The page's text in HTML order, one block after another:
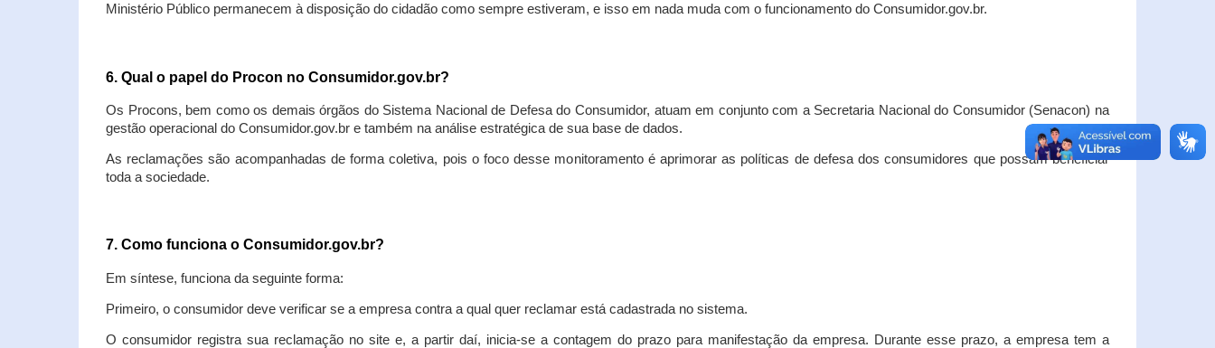
Ministério Público permanecem à disposição do cidadão como sempre estiveram, e isso em nada muda com o funcionamento do Consumidor.gov.br.
6. Qual o papel do Procon no Consumidor.gov.br?
Os Procons, bem como os demais órgãos do Sistema Nacional de Defesa do Consumidor, atuam em conjunto com a Secretaria Nacional do Consumidor (Senacon) na
gestão operacional do Consumidor.gov.br e também na análise estratégica de sua base de dados.
As reclamações são acompanhadas de forma coletiva, pois o foco desse monitoramento é aprimorar as políticas de defesa dos consumidores que possam beneficiar
toda a sociedade.
7. Como funciona o Consumidor.gov.br?
Em síntese, funciona da seguinte forma:
Primeiro, o consumidor deve verificar se a empresa contra a qual quer reclamar está cadastrada no sistema.
O consumidor registra sua reclamação no site e, a partir daí, inicia-se a contagem do prazo para manifestação da empresa. Durante esse prazo, a empresa tem a